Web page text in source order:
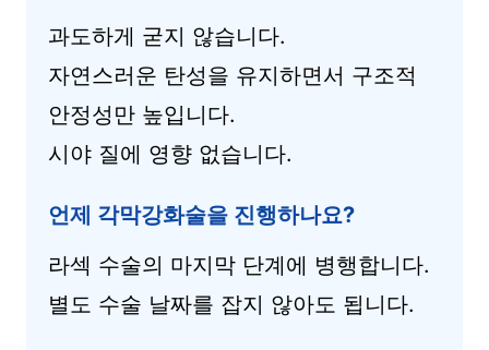
과도하게 굳지 않습니다.
자연스러운 탄성을 유지하면서 구조적
안정성만 높입니다.
시야 질에 영향 없습니다.
언제 각막강화술을 진행하나요?
라섹 수술의 마지막 단계에 병행합니다.
별도 수술 날짜를 잡지 않아도 됩니다.